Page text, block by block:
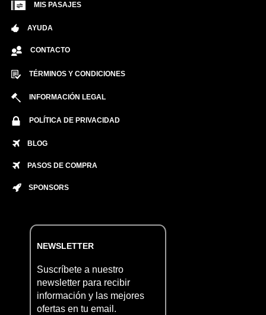
MIS PASAJES
AYUDA
CONTACTO
TÉRMINOS Y CONDICIONES
INFORMACIÓN LEGAL
POLÍTICA DE PRIVACIDAD
BLOG
PASOS DE COMPRA
SPONSORS
NEWSLETTER
Suscríbete a nuestro
newsletter para recibir
información y las mejores
ofertas en tu email.